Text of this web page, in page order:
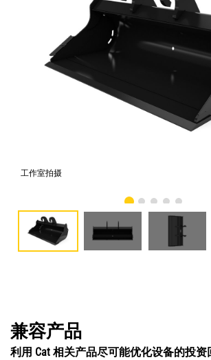
工作室拍摄
兼容产品
利用 Cat 相关产品尽可能优化设备的投资